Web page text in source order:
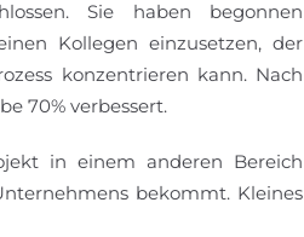
Sie haben begonnen
Kollegen einzusetzen, der
konzentrieren kann. Nach
70% verbessert.
in einem anderen Bereich
bekommt. Kleines